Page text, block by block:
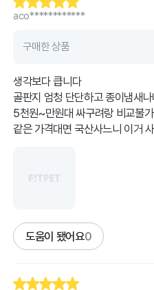
aco************
구매한 상품
생각보다 큽니다
골판지 엄청 단단하고 종이냄새
5천원~만원대 싸구려랑 비교불가
같은 가격대면 국산사느니 이거
도움이 됐어요0